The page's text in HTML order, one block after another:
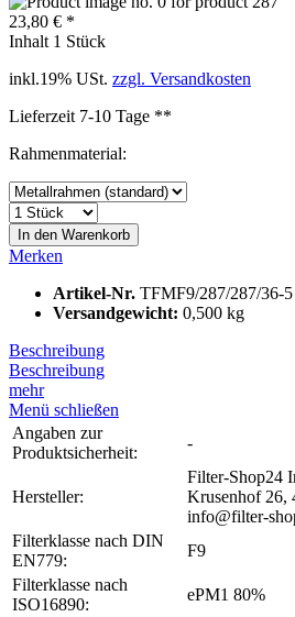
23,80 € *
Inhalt 1 Stück
inkl.19% USt. zzgl. Versandkosten
Lieferzeit 7-10 Tage **
Rahmenmaterial:
In den Warenkorb
Merken
Artikel-Nr. TFMF9/287/287/36-5
Versandgewicht: 0,500 kg
Beschreibung
Beschreibung
mehr
Menü schließen
Angaben zur
Produktsicherheit:
-
Hersteller:
Filter-Shop24
Krusenhof 26,
info@filter-
Filterklasse nach DIN
EN779:
F9
Filterklasse nach
ISO16890:
ePM1 80%